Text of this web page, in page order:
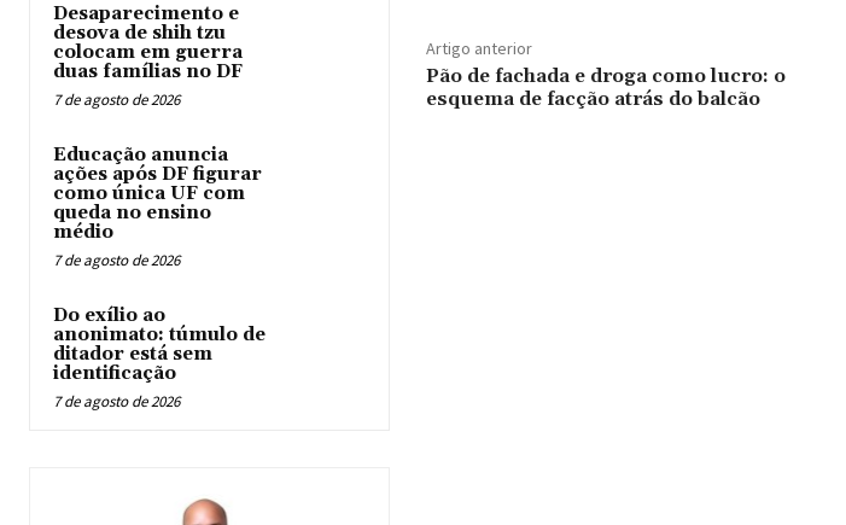
Desaparecimento e
desova de shih tzu
colocam em guerra
duas famílias no DF
7 de agosto de 2026
Educação anuncia
ações após DF figurar
como única UF com
queda no ensino
médio
7 de agosto de 2026
Do exílio ao
anonimato: túmulo de
ditador está sem
identificação
7 de agosto de 2026
Artigo anterior
Pão de fachada e droga como lucro: o
esquema de facção atrás do balcão